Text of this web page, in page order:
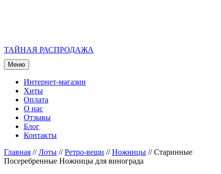
ТАЙНАЯ РАСПРОДАЖА
Меню
Интернет-магазин
Хиты
Оплата
О нас
Отзывы
Блог
Контакты
Главная //Лоты //Ретро-вещи //Ножницы //Старинные
Посеребренные Ножницы для винограда